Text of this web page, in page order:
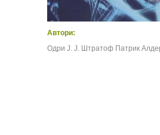
Автори:
Одри Ј. Ј. Штратоф Патрик